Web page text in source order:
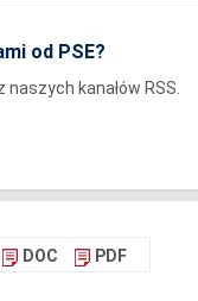
od PSE?
kanałów RSS.
DOC PDF